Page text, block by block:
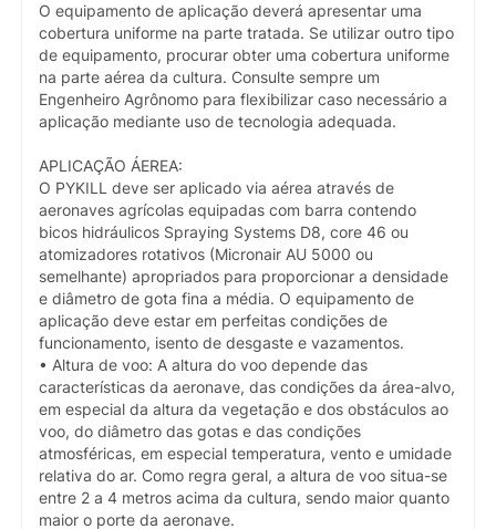
O equipamento de aplicação deverá apresentar uma
cobertura uniforme na parte tratada. Se utilizar outro tipo
de equipamento, procurar obter uma cobertura uniforme
na parte aérea da cultura. Consulte sempre um
Engenheiro Agrônomo para flexibilizar caso necessário a
aplicação mediante uso de tecnologia adequada.
APLICAÇÃO ÁEREA:
O PYKILL deve ser aplicado via aérea através de
aeronaves agrícolas equipadas com barra contendo
bicos hidráulicos Spraying Systems D8, core 46 ou
atomizadores rotativos (Micronair AU 5000 ou
semelhante) apropriados para proporcionar a densidade
e diâmetro de gota fina a média. O equipamento de
aplicação deve estar em perfeitas condições de
funcionamento, isento de desgaste e vazamentos.
• Altura de voo: A altura do voo depende das
características da aeronave, das condições da área-alvo,
em especial da altura da vegetação e dos obstáculos ao
voo, do diâmetro das gotas e das condições
atmosféricas, em especial temperatura, vento e umidade
relativa do ar. Como regra geral, a altura de voo situa-se
entre 2 a 4 metros acima da cultura, sendo maior quanto
maior o porte da aeronave.